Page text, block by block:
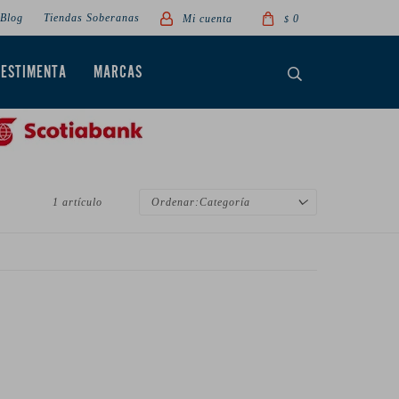
MARCAS
$ 0
Blog Tiendas Soberanas
1 artículo Categoría